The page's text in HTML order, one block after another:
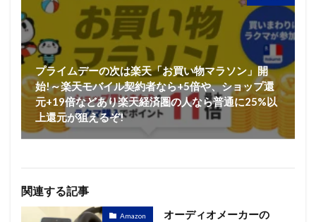
プライムデーの次は楽天「お買い物マラソン」開
始!～楽天モバイル契約者なら+5倍や、ショップ還
元+19倍などあり楽天経済圏の人なら普通に25%以
上還元が狙えるぞ!
関連する記事
Amazon
オーディオメーカーの